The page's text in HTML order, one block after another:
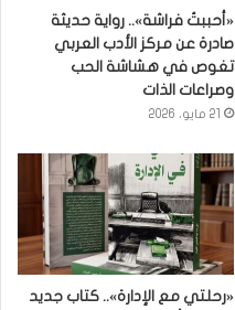
«أحببتُ فراشة».. رواية حديثة
صادرة عن مركز الأدب العربي
تغوص في هشاشة الحب
وصراعات الذات
21 مايو، 2026
«رحلتي مع الإدارة».. كتاب جديد